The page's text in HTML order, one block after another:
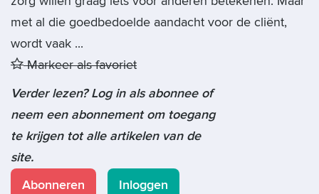
met al die goedbedoelde aandacht voor de cliënt,
wordt vaak ...
Markeer als favoriet
Verder lezen? Log in als abonnee of
neem een abonnement om toegang
te krijgen tot alle artikelen van de
site.
Abonneren
Inloggen